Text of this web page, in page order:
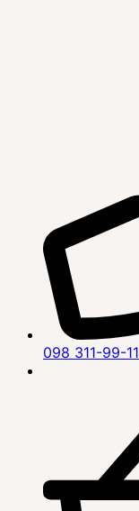
098 311-99-11